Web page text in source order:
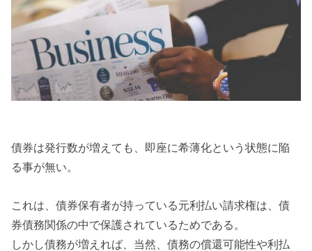
債券は発行数が増えても、即座に希薄化という状態に陥
る事が無い。
これは、債券保有者が持っている元利払い請求権は、債
券債務関係の中で保護されているためである。
しかし債務が増えれば、当然、債務の償還可能性や利払